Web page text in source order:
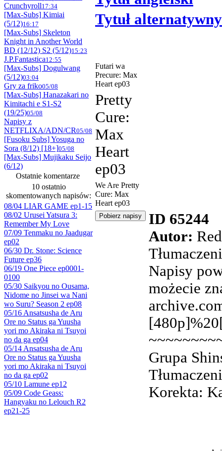
Crunchyroll17:34
[Max-Subs] Kimiai
(5/12)16:17
[Max-Subs] Skeleton
Knight in Another World
BD (12/12) S2 (5/12)15:23
J.P.Fantastica12:55
[Max-Subs] Dogulwang
(5/12)03:04
Gry za friko05/08
[Max-Subs] Hanazakari no
Kimitachi e S1-S2
(19/25)05/08
Napisy z
NETFLIXA/ADN/CR05/08
[Fusoku Subs] Yosuga no
Sora (8/12) [18+]05/08
[Max-Subs] Mujikaku Seijo
(6/12)
Ostatnie komentarze
10 ostatnio
skomentowanych napisów:
08/04 LIAR GAME ep1-15
08/02 Urusei Yatsura 3:
Remember My Love
07/09 Tenmaku no Jaadugar
ep02
06/30 Dr. Stone: Science
Future ep36
06/19 One Piece ep0001-
0100
05/30 Saikyou no Ousama,
Nidome no Jinsei wa Nani
wo Suru? Season 2 ep08
05/16 Ansatsusha de Aru
Ore no Status ga Yuusha
yori mo Akiraka ni Tsuyoi
no da ga ep04
05/14 Ansatsusha de Aru
Ore no Status ga Yuusha
yori mo Akiraka ni Tsuyoi
no da ga ep02
05/10 Lamune ep12
05/09 Code Geass:
Hangyaku no Lelouch R2
ep21-25
Tytuł alternatywny
Futari wa
Precure: Max
Heart ep03
Pretty
Cure:
Max
Heart
ep03
We Are Pretty
Cure: Max
Heart ep03
ID 65244
Autor:
Napisy
możecie
Grupa
Korekta: